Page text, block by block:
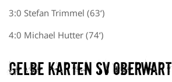
3:0 Stefan Trimmel (63‘)
4:0 Michael Hutter (74‘)
Gelbe Karten SV Oberwart